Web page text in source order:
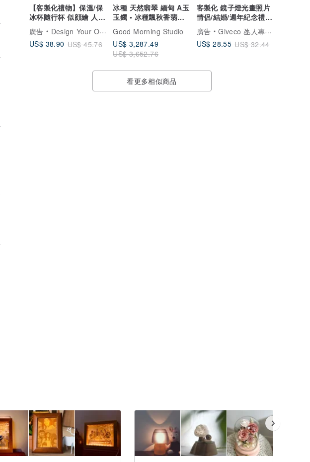
【客製化禮物】保溫/保
冰杯隨行杯 似顔繪 人像
訂製 生日禮送朋友
廣告
Design Your Own Wine 香港酒瓶雕刻禮品專門店
US$ 38.90 US$ 45.76
冰種 天然翡翠 緬甸 A玉
玉鐲 • 冰種飄秋香翡翠
Good Morning Studio
US$ 3,287.49
US$ 3,652.76
客製化 鏡子燈光畫照片
情侶/結婚/週年紀念禮物
小夜燈相框
廣告
Giveco 氹人專門店
US$ 28.55 US$ 32.44
看更多相似商品